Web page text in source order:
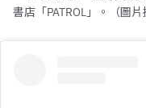
書店「PATROL」。（圖片